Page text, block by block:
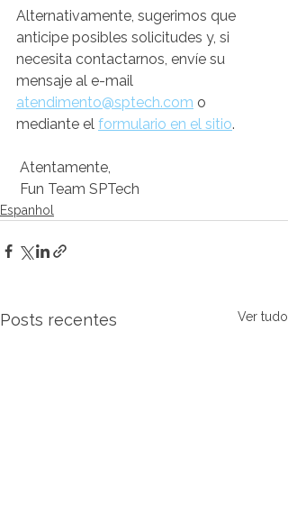
Alternativamente, sugerimos que
anticipe posibles solicitudes y, si
necesita contactarnos, envíe su
mensaje al e-mail
atendimento@sptech.com o
mediante el formulario en el sitio.
Atentamente,
Fun Team SPTech
Espanhol
Posts recentes Ver tudo